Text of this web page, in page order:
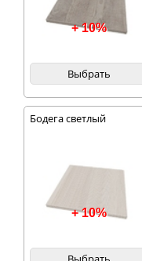
+ 10%
Выбрать
Бодега светлый
+ 10%